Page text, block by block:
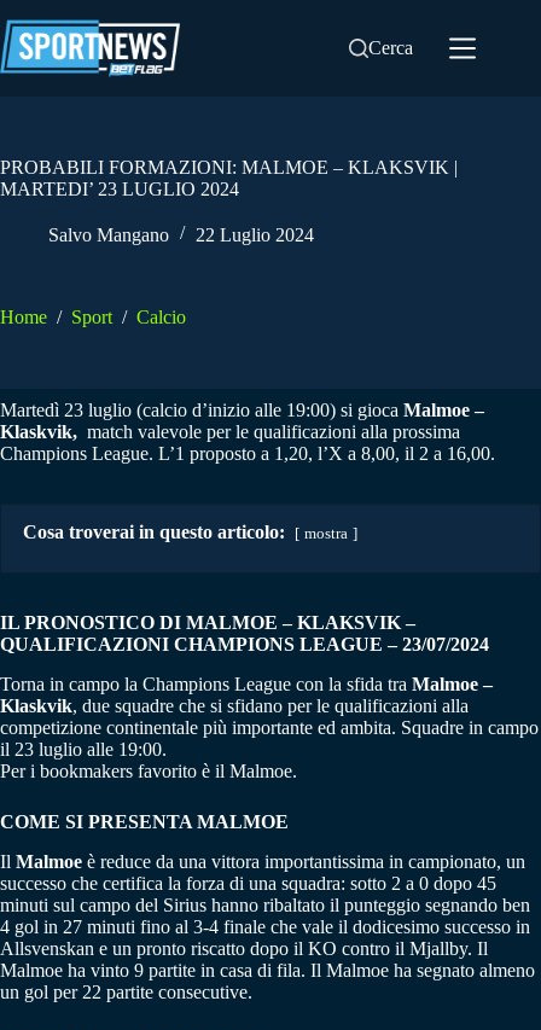
al
contenuto
Cerca
PROBABILI FORMAZIONI: MALMOE – KLAKSVIK |
MARTEDI’ 23 LUGLIO 2024
Salvo Mangano 22 Luglio 2024
Home / Sport / Calcio
Martedì 23 luglio (calcio d’inizio alle 19:00) si gioca Malmoe –
Klaskvik, match valevole per le qualificazioni alla prossima
Champions League. L’1 proposto a 1,20, l’X a 8,00, il 2 a 16,00.
Cosa troverai in questo articolo: mostra
IL PRONOSTICO DI MALMOE – KLAKSVIK –
QUALIFICAZIONI CHAMPIONS LEAGUE – 23/07/2024
Torna in campo la Champions League con la sfida tra Malmoe –
Klaskvik, due squadre che si sfidano per le qualificazioni alla
competizione continentale più importante ed ambita. Squadre in campo
il 23 luglio alle 19:00.
Per i bookmakers favorito è il Malmoe.
COME SI PRESENTA MALMOE
Il Malmoe è reduce da una vittora importantissima in campionato, un
successo che certifica la forza di una squadra: sotto 2 a 0 dopo 45
minuti sul campo del Sirius hanno ribaltato il punteggio segnando ben
4 gol in 27 minuti fino al 3-4 finale che vale il dodicesimo successo in
Allsvenskan e un pronto riscatto dopo il KO contro il Mjallby. Il
Malmoe ha vinto 9 partite in casa di fila. Il Malmoe ha segnato almeno
un gol per 22 partite consecutive.